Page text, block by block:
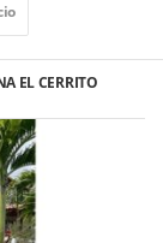
EL CERRITO